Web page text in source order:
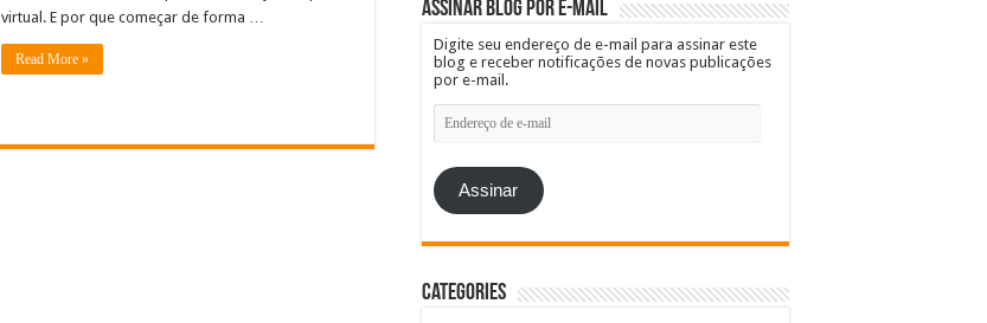
virtual. E por que começar de forma …
Read More »
Assinar blog por e-mail
Digite seu endereço de e-mail para assinar este
blog e receber notificações de novas publicações
por e-mail.
Endereço
de
mail
Assinar
Categories